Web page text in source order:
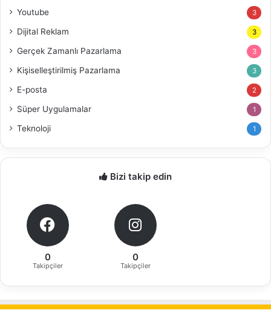
Youtube 3
Dijital Reklam 3
Gerçek Zamanlı Pazarlama 3
Kişiselleştirilmiş Pazarlama 3
E-posta 2
Süper Uygulamalar 1
Teknoloji 1
Bizi takip edin
0
Takipçiler
0
Takipçiler